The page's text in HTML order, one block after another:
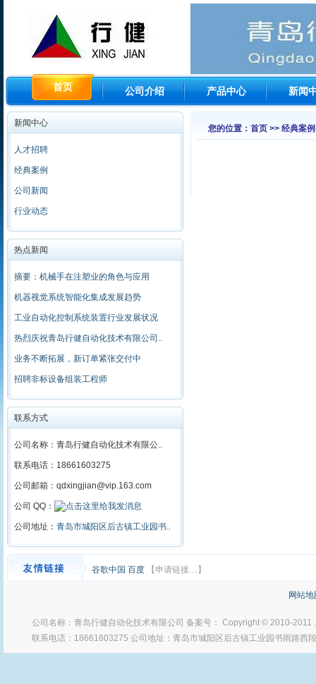
首页 公司介绍 产品中心 新闻
新闻中心
人才招聘
经典案例
公司新闻
行业动态
热点新闻
摘要：机械手在注塑业的角色与应用
机器视觉系统智能化集成发展趋势
工业自动化控制系统装置行业发展状况
热烈庆祝青岛行健自动化技术有限公司..
业务不断拓展，新订单紧张交付中
招聘非标设备组装工程师
联系方式
公司名称：青岛行健自动化技术有限公..
联系电话：18661603275
公司邮箱：qdxingjian@vip.163.com
公司 QQ：
公司地址： 青岛市城阳区后古镇工业园书..
您的位置：首页 >> 经典案例
谷歌中国 百度 【申请链接…】
网站地
公司名称：青岛行健自动化技术有限公司 备案号： Copyright © 2010-2011
联系电话：18661603275 公司地址：青岛市城阳区后古镇工业园书雨路西